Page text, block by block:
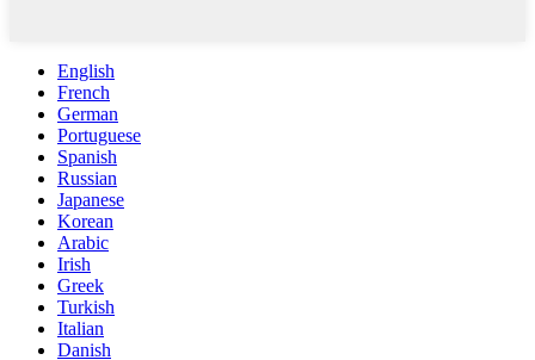
English
French
German
Portuguese
Spanish
Russian
Japanese
Korean
Arabic
Irish
Greek
Turkish
Italian
Danish